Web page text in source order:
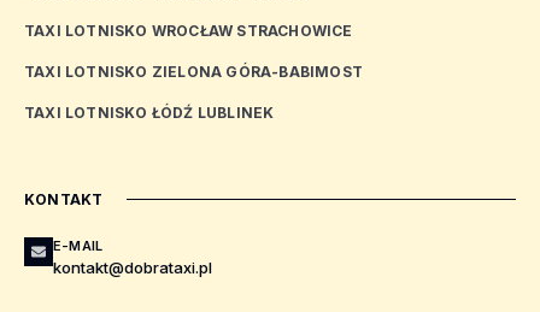
TAXI LOTNISKO WROCŁAW STRACHOWICE
TAXI LOTNISKO ZIELONA GÓRA-BABIMOST
TAXI LOTNISKO ŁÓDŹ LUBLINEK
KONTAKT
E-MAIL
kontakt@dobrataxi.pl